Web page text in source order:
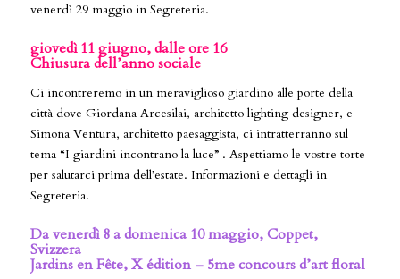
venerdì 29 maggio in Segreteria.
giovedì 11 giugno, dalle ore 16
Chiusura dell’anno sociale
Ci incontreremo in un meraviglioso giardino alle porte della
città dove Giordana Arcesilai, architetto lighting designer, e
Simona Ventura, architetto paesaggista, ci intratterranno sul
tema “I giardini incontrano la luce” . Aspettiamo le vostre torte
per salutarci prima dell’estate. Informazioni e dettagli in
Segreteria.
Da venerdì 8 a domenica 10 maggio, Coppet,
Svizzera
Jardins en Fête, X édition – 5me concours d’art floral